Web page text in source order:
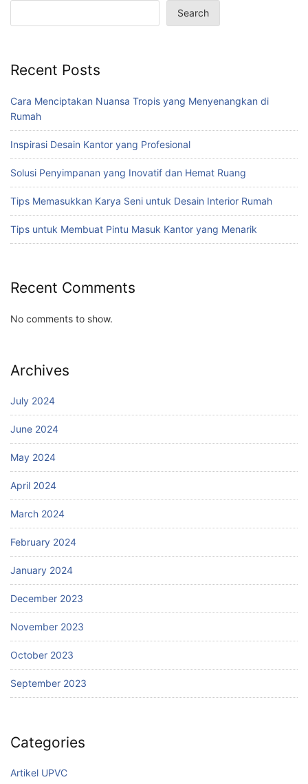
Search
Recent Posts
Cara Menciptakan Nuansa Tropis yang Menyenangkan di
Rumah
Inspirasi Desain Kantor yang Profesional
Solusi Penyimpanan yang Inovatif dan Hemat Ruang
Tips Memasukkan Karya Seni untuk Desain Interior Rumah
Tips untuk Membuat Pintu Masuk Kantor yang Menarik
Recent Comments
No comments to show.
Archives
July 2024
June 2024
May 2024
April 2024
March 2024
February 2024
January 2024
December 2023
November 2023
October 2023
September 2023
Categories
Artikel UPVC